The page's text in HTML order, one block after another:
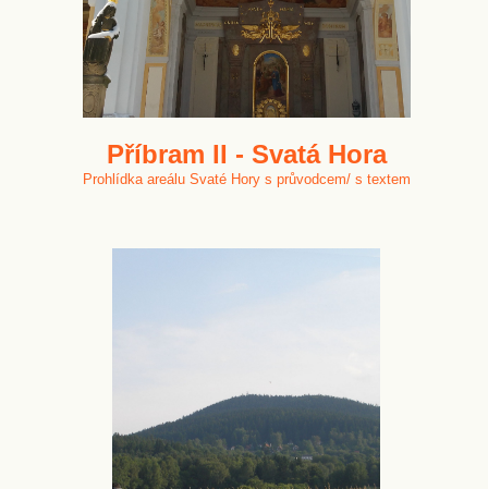
Příbram II - Svatá Hora
Prohlídka areálu Svaté Hory s průvodcem/ s textem